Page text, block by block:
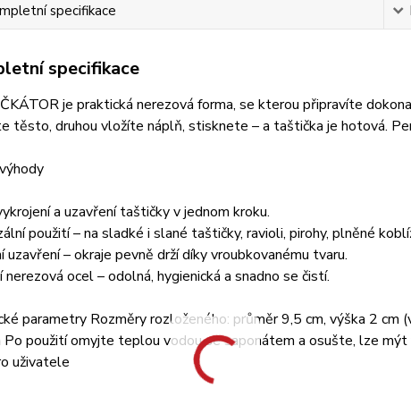
specifikace
specifikace
je praktická nerezová forma, se kterou připravíte
těsto, druhou vložíte náplň, stisknete – a taštička je hotová.
a uzavření taštičky v jednom kroku.
použití – na sladké i slané taštičky, ravioli, pirohy, plněné
uzavření – okraje pevně drží díky vroubkovanému tvaru.
nerezová ocel – odolná, hygienická a snadno se čistí.
parametry Rozměry rozloženého: průměr 9,5 cm, výška 2
Po použití omyjte teplou vodou se saponátem a osušte, lze mýt
uživatele